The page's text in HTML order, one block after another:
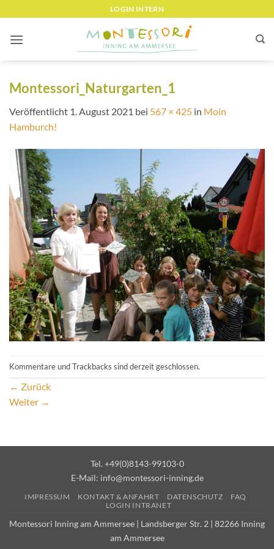
springen
LOGIN INTERN
Montessori_Naturgarten_1
Veröffentlicht 1. August 2021 bei 567 × 425 in Moin
Hamburch!
Kommentare und Trackbacks sind derzeit geschlossen.
← Zurück
Weiter →
Tel. +49(0)8143-99103-0
E-Mail: info@montessori-inning.de
IMPRESSUM KONTAKT & ANFAHRT DATENSCHUTZ
FAQ
LOGIN INTRANET
Montessori Inning am Ammersee | Landsberger Str. 2 | 82266 Inning
am Ammersee